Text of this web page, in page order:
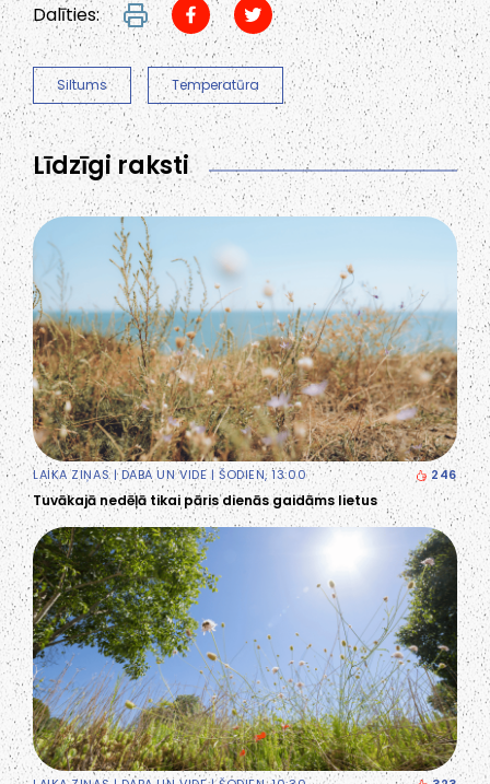
Dalīties:
Siltums Temperatūra
Līdzīgi raksti
LAIKA ZIŅAS|DABA UN VIDE| ŠODIEN, 13:00 246
Tuvākajā nedēļā tikai pāris dienās gaidāms lietus